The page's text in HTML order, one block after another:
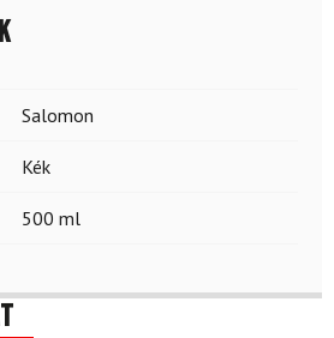
Salomon
Kék
500 ml